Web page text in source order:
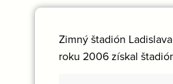
Zimný štadión
roku 2006 získal